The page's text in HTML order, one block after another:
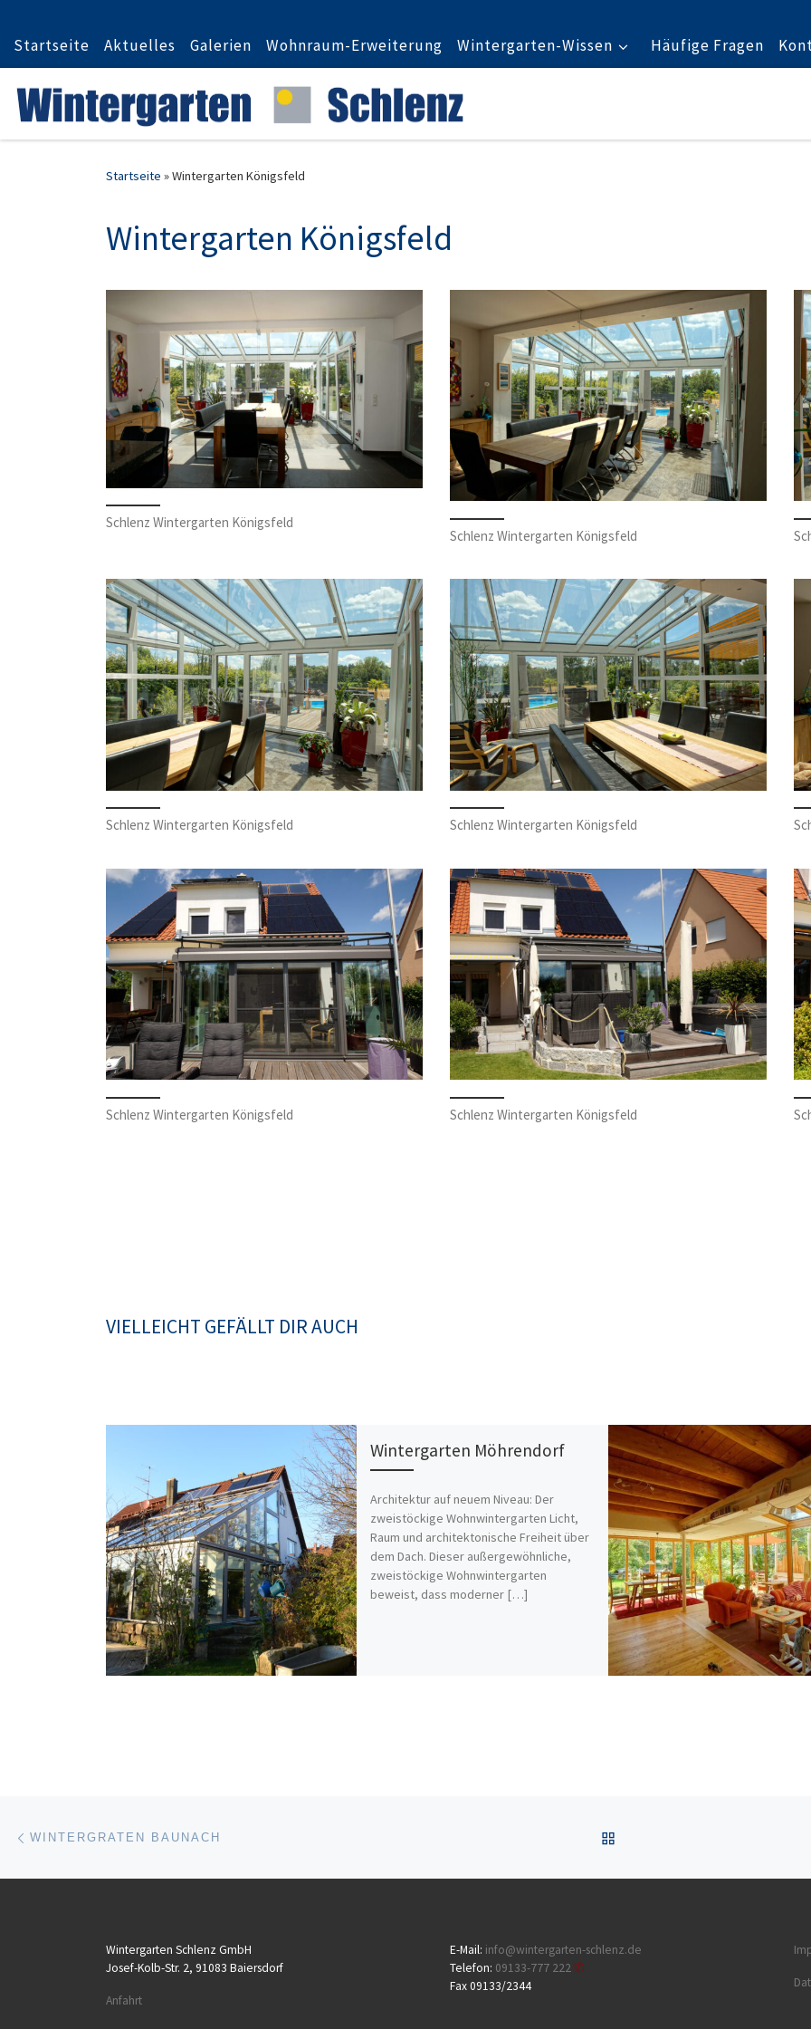
Startseite Aktuelles Galerien Wohnraum-Erweiterung Wintergarten-Wissen Häufige Fragen
Startseite »Wintergarten Königsfeld
Wintergarten Königsfeld
Schlenz Wintergarten Königsfeld
Schlenz Wintergarten Königsfeld
Schlenz Wintergarten Königsfeld Schlenz Wintergarten Königsfeld
Schlenz Wintergarten Königsfeld Schlenz Wintergarten Königsfeld
VIELLEICHT GEFÄLLT DIR AUCH
Wintergarten Möhrendorf
Architektur auf neuem Niveau: Der
zweistöckige Wohnwintergarten Licht,
Raum und architektonische Freiheit über
dem Dach. Dieser außergewöhnliche,
zweistöckige Wohnwintergarten
beweist, dass moderner […]
Beitragsnavigation
WINTERGRATEN BAUNACH
Wintergarten Schlenz GmbH
Josef-Kolb-Str. 2, 91083 Baiersdorf
Anfahrt
E-Mail: info@wintergarten-schlenz.de
Telefon: 09133-777 222
Fax 09133/2344